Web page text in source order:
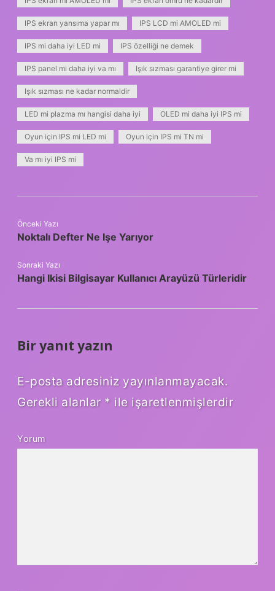
IPS ekran yansıma yapar mı IPS LCD mi AMOLED mi
IPS mi daha iyi LED mi IPS özelliği ne demek
IPS panel mi daha iyi va mı Işık sızması garantiye girer mi
Işık sızması ne kadar normaldir
LED mi plazma mı hangisi daha iyi OLED mi daha iyi IPS mi
Oyun için IPS mi LED mi Oyun için IPS mi TN mi
Va mı iyi IPS mi
Önceki Yazı
Noktalı Defter Ne Işe Yarıyor
Sonraki Yazı
Hangi Ikisi Bilgisayar Kullanıcı Arayüzü Türleridir
Bir yanıt yazın
E-posta adresiniz yayınlanmayacak.
Gerekli alanlar * ile işaretlenmişlerdir
Yorum